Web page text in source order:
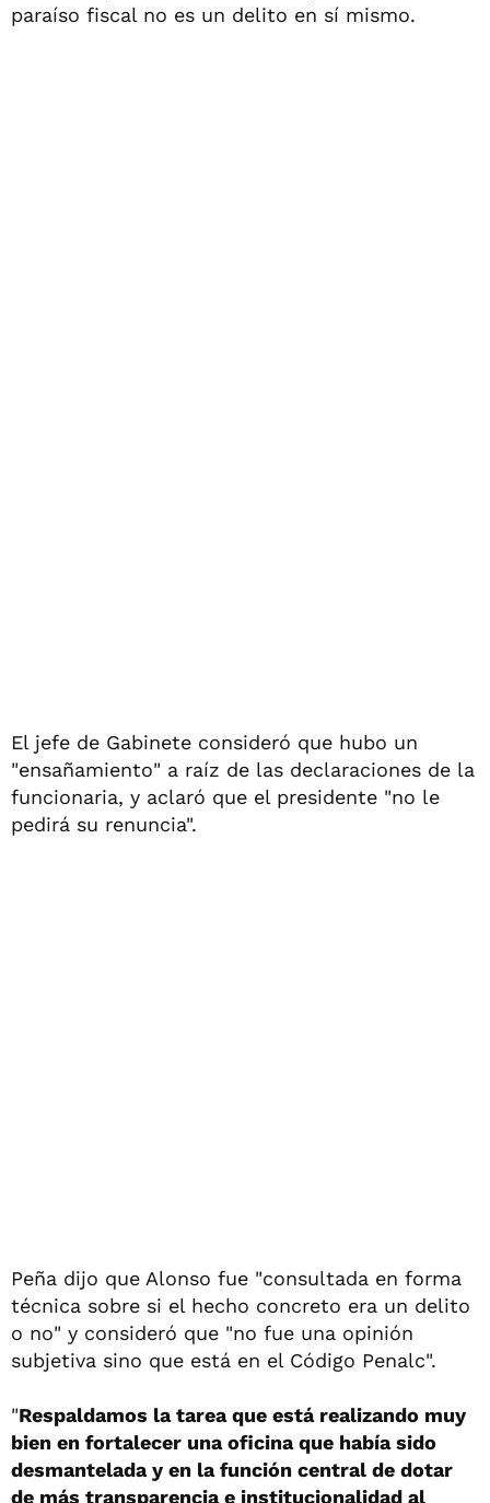
paraíso fiscal no es un delito en sí mismo.
El jefe de Gabinete consideró que hubo un
"ensañamiento" a raíz de las declaraciones de la
funcionaria, y aclaró que el presidente "no le
pedirá su renuncia".
Peña dijo que Alonso fue "consultada en forma
técnica sobre si el hecho concreto era un delito
o no" y consideró que "no fue una opinión
subjetiva sino que está en el Código Penalc".
"Respaldamos la tarea que está realizando muy
bien en fortalecer una oficina que había sido
desmantelada y en la función central de dotar
de más transparencia e institucionalidad al